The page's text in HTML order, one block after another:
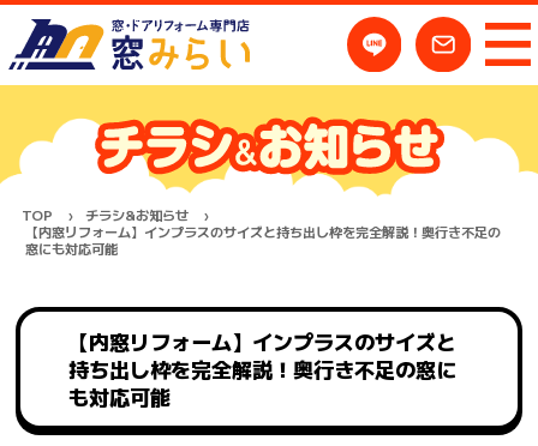
TOP
チラシ&お知らせ
【内窓リフォーム】インプラスのサイズと持ち出し枠を完全解説！奥行き不足の
窓にも対応可能
【内窓リフォーム】インプラスのサイズと
持ち出し枠を完全解説！奥行き不足の窓に
も対応可能